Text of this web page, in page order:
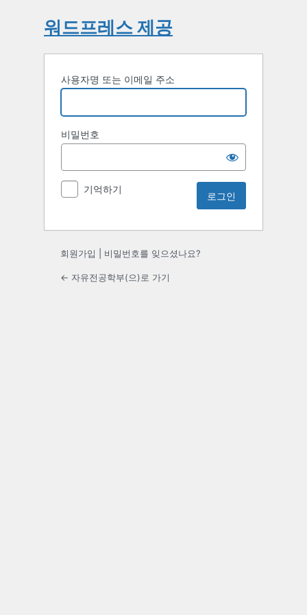
워드프레스 제공
사용자명 또는 이메일 주소
비밀번호
기억하기
회원가입 비밀번호를 잊으셨나요?
← 자유전공학부(으)로 가기